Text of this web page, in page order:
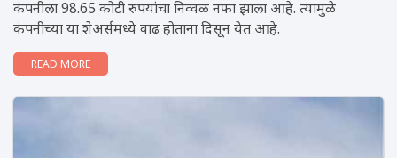
कंपनीला 98.65 कोटी रुपयांचा निव्वळ नफा झाला आहे. त्यामुळे
कंपनीच्या या शेअर्समध्ये वाढ होताना दिसून येत आहे.
READ MORE